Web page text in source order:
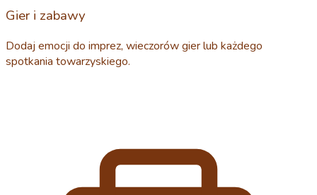
Gier i zabawy
Dodaj emocji do imprez, wieczorów gier lub każdego
spotkania towarzyskiego.